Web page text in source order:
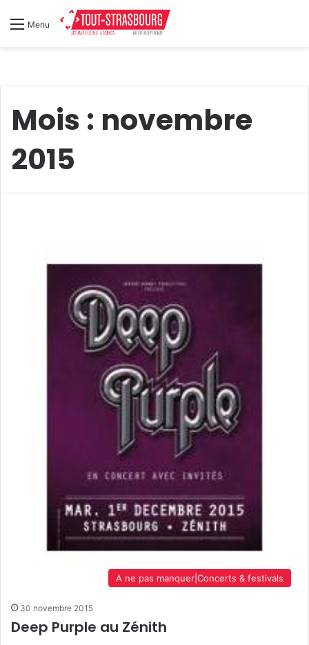
Menu
Mois : novembre
2015
A ne pas manquer|Concerts & festivals
30 novembre 2015
Deep Purple au Zénith